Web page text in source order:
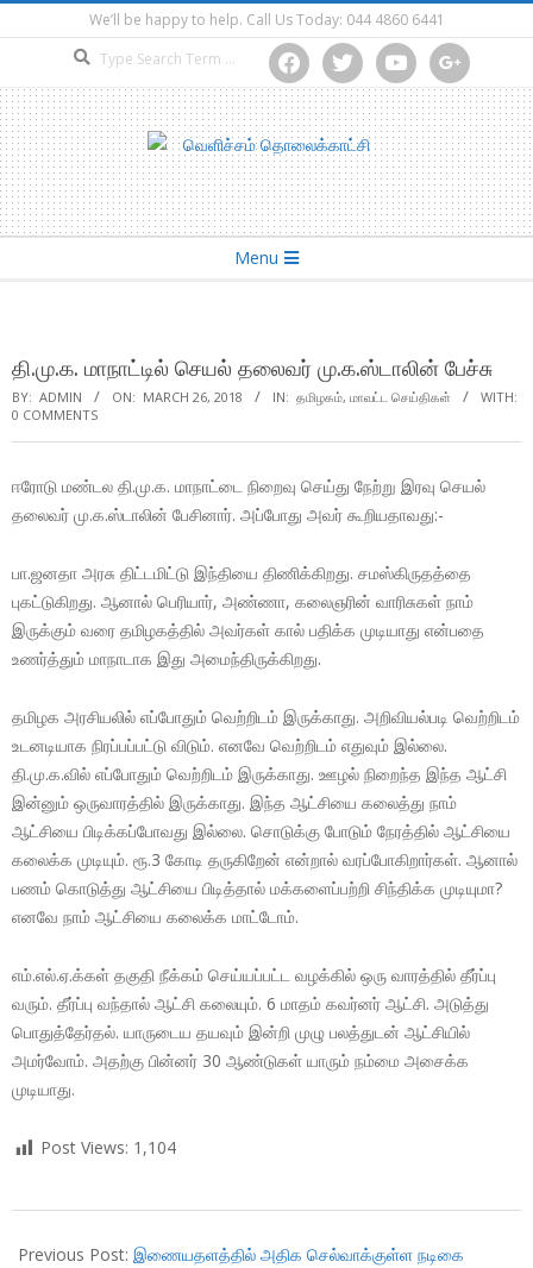
to
We’ll be happy to help. Call Us Today: 044 4860 6441
facebooktwitter youtube google
Menu
தி.மு.க. மாநாட்டில் செயல் தலைவர் மு.க.ஸ்டாலின் பேச்சு
BY: ADMIN ON: MARCH 26, 2018 IN: தமிழகம், மாவட்ட செய்திகள்
WITH:
0 COMMENTS
ஈரோடு மண்டல தி.மு.க. மாநாட்டை நிறைவு செய்து நேற்று இரவு செயல்
தலைவர் மு.க.ஸ்டாலின் பேசினார். அப்போது அவர் கூறியதாவது:-
பா.ஜனதா அரசு திட்டமிட்டு இந்தியை திணிக்கிறது. சமஸ்கிருதத்தை
புகட்டுகிறது. ஆனால் பெரியார், அண்ணா, கலைஞரின் வாரிசுகள் நாம்
இருக்கும் வரை தமிழகத்தில் அவர்கள் கால் பதிக்க முடியாது என்பதை
உணர்த்தும் மாநாடாக இது அமைந்திருக்கிறது.
தமிழக அரசியலில் எப்போதும் வெற்றிடம் இருக்காது. அறிவியல்படி வெற்றிடம்
உடனடியாக நிரப்பப்பட்டு விடும். எனவே வெற்றிடம் எதுவும் இல்லை.
தி.மு.க.வில் எப்போதும் வெற்றிடம் இருக்காது. ஊழல் நிறைந்த இந்த ஆட்சி
இன்னும் ஒருவாரத்தில் இருக்காது. இந்த ஆட்சியை கலைத்து நாம்
ஆட்சியை பிடிக்கப்போவது இல்லை. சொடுக்கு போடும் நேரத்தில் ஆட்சியை
கலைக்க முடியும். ரூ.3 கோடி தருகிறேன் என்றால் வரப்போகிறார்கள். ஆனால்
பணம் கொடுத்து ஆட்சியை பிடித்தால் மக்களைப்பற்றி சிந்திக்க முடியுமா?
எனவே நாம் ஆட்சியை கலைக்க மாட்டோம்.
எம்.எல்.ஏ.க்கள் தகுதி நீக்கம் செய்யப்பட்ட வழக்கில் ஒரு வாரத்தில் தீர்ப்பு
வரும். தீர்ப்பு வந்தால் ஆட்சி கலையும். 6 மாதம் கவர்னர் ஆட்சி. அடுத்து
பொதுத்தேர்தல். யாருடைய தயவும் இன்றி முழு பலத்துடன் ஆட்சியில்
அமர்வோம். அதற்கு பின்னர் 30 ஆண்டுகள் யாரும் நம்மை அசைக்க
முடியாது.
Post Views: 1,104
03-
Previous Post: இணையதளத்தில் அதிக செல்வாக்குள்ள நடிகை